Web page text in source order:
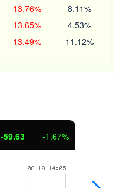
13.76% 8.11%
13.65% 4.53%
13.49% 11.12%
-59.63 -1.67%